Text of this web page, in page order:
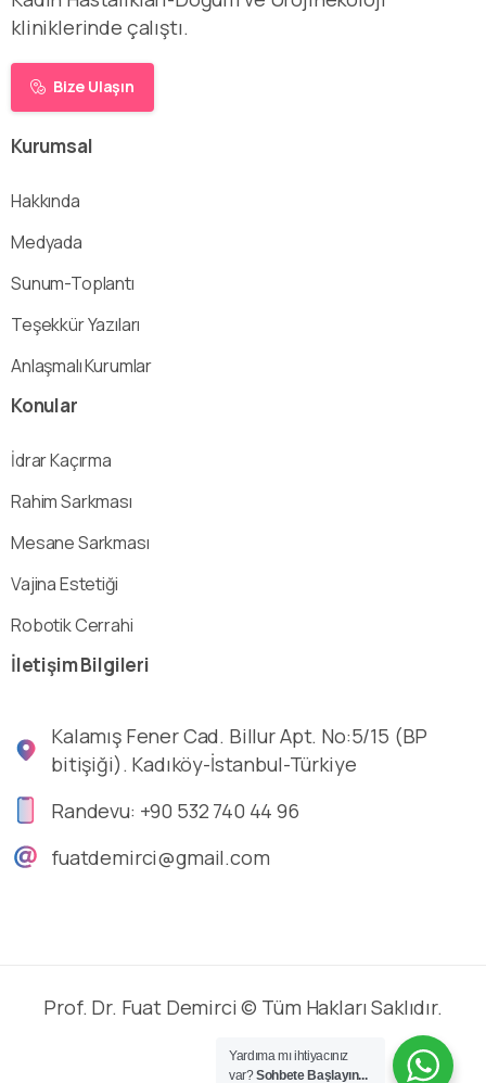
kliniklerinde çalıştı.
Bize Ulaşın
Kurumsal
Hakkında
Medyada
Sunum-Toplantı
Teşekkür Yazıları
Anlaşmalı Kurumlar
Konular
İdrar Kaçırma
Rahim Sarkması
Mesane Sarkması
Vajina Estetiği
Robotik Cerrahi
İletişimBilgileri
Kalamış Fener Cad. Billur Apt. No:5/15 (BP
bitişiği). Kadıköy-İstanbul-Türkiye
Randevu: +90 532 740 44 96
fuatdemirci@gmail.com
Prof. Dr. Fuat Demirci © Tüm Hakları Saklıdır.
Yardıma mı ihtiyacınız
var?Sohbete Başlayın...